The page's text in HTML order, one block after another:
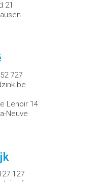
21
727
Lenoir 14
Neuve
127